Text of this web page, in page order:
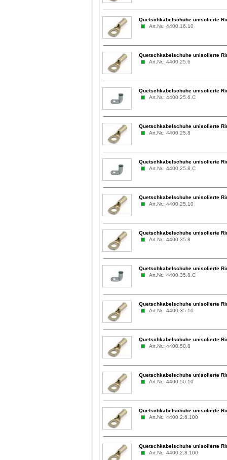
Quetschkabelschuhe unisolierte
Art.Nr.: 4400.16.10
Quetschkabelschuhe unisolierte
Art.Nr.: 4400.25.6
Quetschkabelschuhe unisolierte
Art.Nr.: 4400.25.6.C
Quetschkabelschuhe unisolierte
Art.Nr.: 4400.25.8
Quetschkabelschuhe unisolierte
Art.Nr.: 4400.25.8.C
Quetschkabelschuhe unisolierte
Art.Nr.: 4400.25.10
Quetschkabelschuhe unisolierte
Art.Nr.: 4400.35.8
Quetschkabelschuhe unisolierte
Art.Nr.: 4400.35.8.C
Quetschkabelschuhe unisolierte
Art.Nr.: 4400.35.10
Quetschkabelschuhe unisolierte
Art.Nr.: 4400.50.8
Quetschkabelschuhe unisolierte
Art.Nr.: 4400.50.10
Quetschkabelschuhe unisolierte
Art.Nr.: 4400.2.6.100
Quetschkabelschuhe unisolierte
Art.Nr.: 4400.2.8.100